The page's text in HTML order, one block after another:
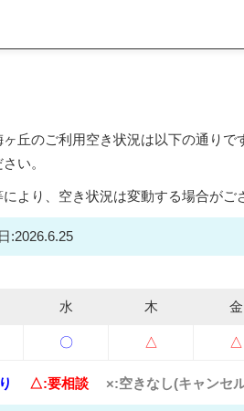
丘のご利用空き状況は以下の通りで
い。
より、空き状況は変動する場合がご
:2026.6.25
水 木 金
〇 △ △
△:要相談 ×:空きなし(キャンセ